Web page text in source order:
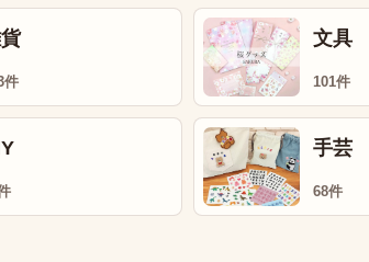
件
文具
101件
手芸
68件